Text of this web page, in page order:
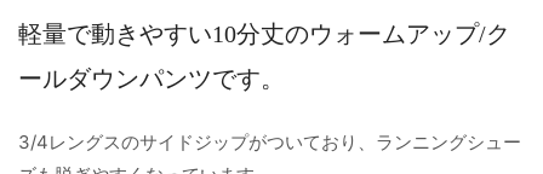
軽量で動きやすい10分丈のウォームアップ/ク
ールダウンパンツです。
3/4レングスのサイドジップがついており、ランニングシュー